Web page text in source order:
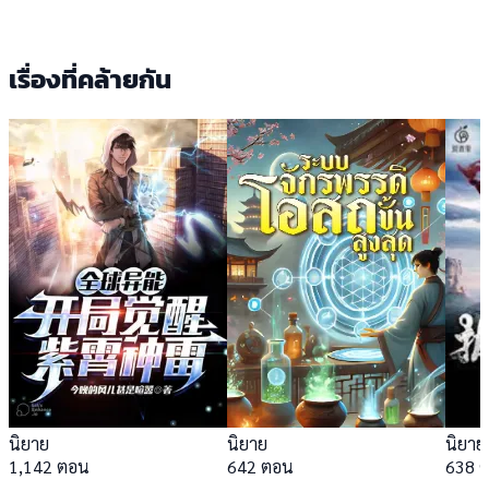
เรื่องที่คล้ายกัน
นิยาย
1,142 ตอน
นิยาย
642 ตอน
นิยาย
638